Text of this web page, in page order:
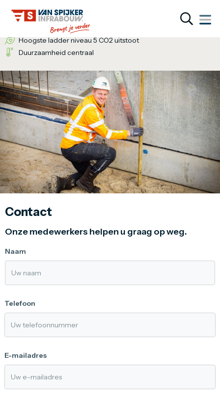
Wij bieden de totaaloplossing
Een inventieve denkwijze
Hoogste ladder niveau 5 CO2 uitstoot
Duurzaamheid centraal
Contact
Onze medewerkers helpen u graag op weg.
Naam
Telefoon
E-mailadres